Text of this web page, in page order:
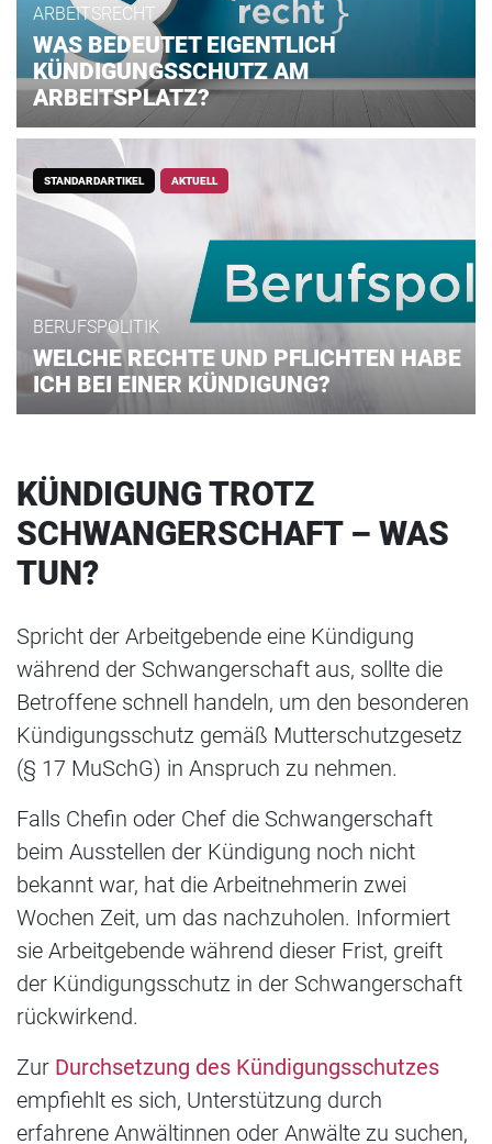
ARBEITSRECHT
WAS BEDEUTET EIGENTLICH
KÜNDIGUNGSSCHUTZ AM
ARBEITSPLATZ?
STANDARDARTIKEL AKTUELL
BERUFSPOLITIK
WELCHE RECHTE UND PFLICHTEN HABE
ICH BEI EINER KÜNDIGUNG?
KÜNDIGUNG TROTZ
SCHWANGERSCHAFT – WAS
TUN?
Spricht der Arbeitgebende eine Kündigung
während der Schwangerschaft aus, sollte die
Betroffene schnell handeln, um den besonderen
Kündigungsschutz gemäß Mutterschutzgesetz
(§ 17 MuSchG) in Anspruch zu nehmen.
Falls Chefin oder Chef die Schwangerschaft
beim Ausstellen der Kündigung noch nicht
bekannt war, hat die Arbeitnehmerin zwei
Wochen Zeit, um das nachzuholen. Informiert
sie Arbeitgebende während dieser Frist, greift
der Kündigungsschutz in der Schwangerschaft
rückwirkend.
Zur Durchsetzung des Kündigungsschutzes
empfiehlt es sich, Unterstützung durch
erfahrene Anwältinnen oder Anwälte zu suchen,